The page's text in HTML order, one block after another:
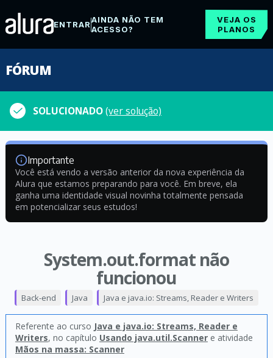
ENTRARAINDA NÃO TEM
ACESSO?
VEJA OS
PLANOS
FÓRUM
SOLUCIONADO(ver solução)
Importante
Você está vendo a versão anterior da nova experiência da
Alura que estamos preparando para você. Em breve, ela
ganha uma identidade visual novinha totalmente pensada
em potencializar seus estudos!
System.out.format não
funcionou
Back-end Java Java e java.io: Streams, Reader e Writers
Referente ao curso Java e java.io: Streams, Reader e
Writers, no capítulo Usando java.util.Scannere atividade
Mãos na massa: Scanner